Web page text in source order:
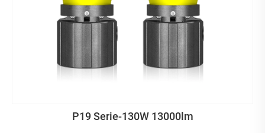
P19 Serie-130W 13000lm